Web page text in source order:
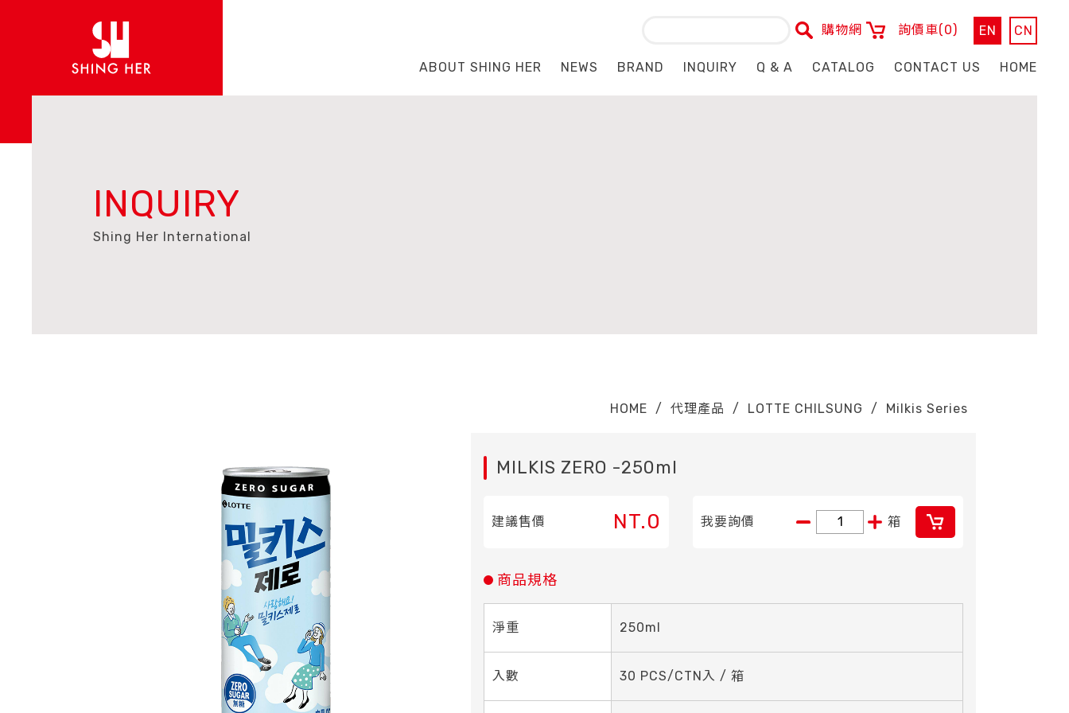
購物網 詢價車(0) EN CN
ABOUT SHING HER NEWS BRAND INQUIRY Q & A CATALOG CONTACT US HOME
INQUIRY
Shing Her International
HOME / 代理產品 / LOTTE CHILSUNG / Milkis Series
MILKIS ZERO -250ml
建議售價 NT.0 我要詢價 箱
商品規格
淨重 250ml
入數 30 PCS/CTN入 / 箱